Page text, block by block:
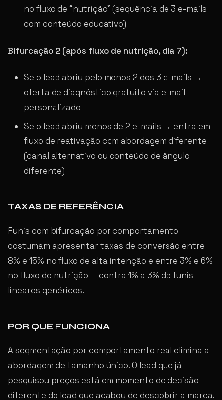
no fluxo de “nutrição” (sequência de 3 e-mails
com conteúdo educativo)
Bifurcação 2 (após fluxo de nutrição, dia 7):
Se o lead abriu pelo menos 2 dos 3 e-mails →
oferta de diagnóstico gratuito via e-mail
personalizado
Se o lead abriu menos de 2 e-mails → entra em
fluxo de reativação com abordagem diferente
(canal alternativo ou conteúdo de ângulo
diferente)
TAXAS DE REFERÊNCIA
Funis com bifurcação por comportamento
costumam apresentar taxas de conversão entre
8% e 15% no fluxo de alta intenção e entre 3% e 6%
no fluxo de nutrição — contra 1% a 3% de funis
lineares genéricos.
POR QUE FUNCIONA
A segmentação por comportamento real elimina a
abordagem de tamanho único. O lead que já
pesquisou preços está em momento de decisão
diferente do lead que acabou de descobrir a marca.